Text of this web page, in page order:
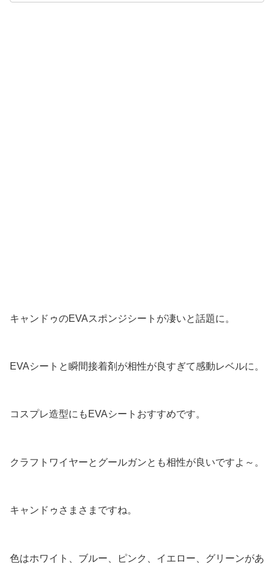
キャンドゥのEVAスポンジシートが凄いと話題に。
EVAシートと瞬間接着剤が相性が良すぎて感動レベルに。
コスプレ造型にもEVAシートおすすめです。
クラフトワイヤーとグールガンとも相性が良いですよ～。
キャンドゥさまさまですね。
色はホワイト、ブルー、ピンク、イエロー、グリーンがあ